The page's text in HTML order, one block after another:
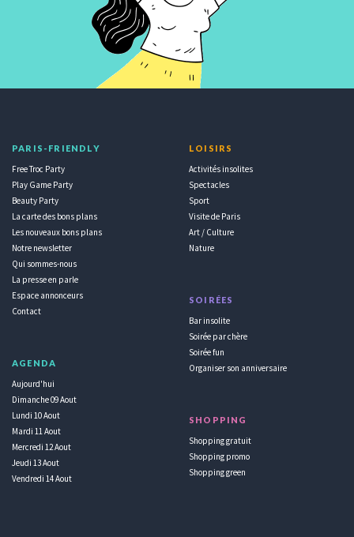
PARIS-FRIENDLY
Free Troc Party
Play Game Party
Beauty Party
La carte des bons plans
Les nouveaux bons plans
Notre newsletter
Qui sommes-nous
La presse en parle
Espace annonceurs
Contact
AGENDA
Aujourd'hui
Dimanche 09 Aout
Lundi 10 Aout
Mardi 11 Aout
Mercredi 12 Aout
Jeudi 13 Aout
Vendredi 14 Aout
LOISIRS
Activités insolites
Spectacles
Sport
Visite de Paris
Art / Culture
Nature
SOIRÉES
Bar insolite
Soirée par chère
Soirée fun
Organiser son anniversaire
SHOPPING
Shopping gratuit
Shopping promo
Shopping green